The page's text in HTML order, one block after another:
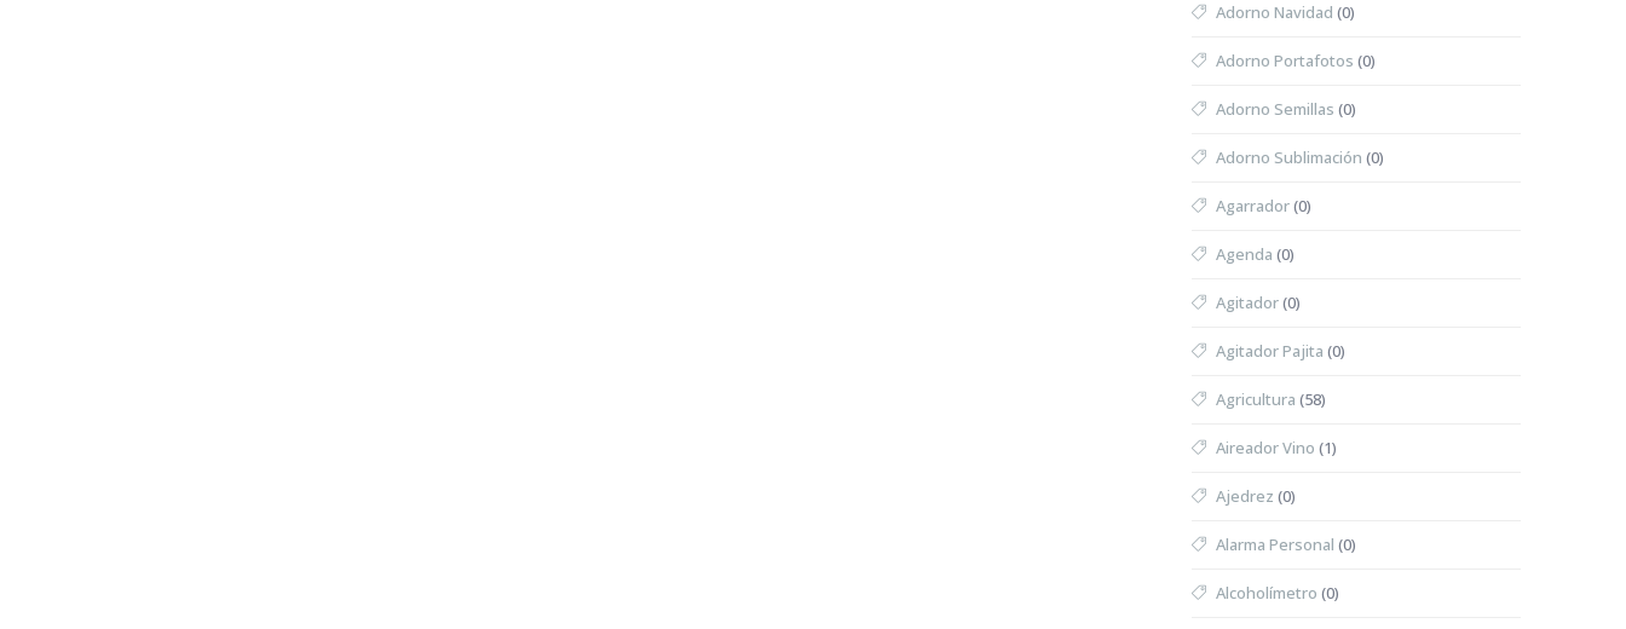
Adorno Navidad (0)
Adorno Portafotos (0)
Adorno Semillas (0)
Adorno Sublimación (0)
Agarrador(0)
Agenda (0)
Agitador(0)
Agitador Pajita (0)
Agricultura (58)
Aireador Vino (1)
Ajedrez (0)
Alarma Personal (0)
Alcoholímetro (0)